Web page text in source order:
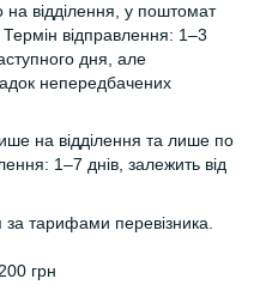
на відділення, у поштомат
відправлення: 1–3
дня, але
непередбачених
на відділення та лише по
1–7 днів, залежить від
за тарифами перевізника.
грн